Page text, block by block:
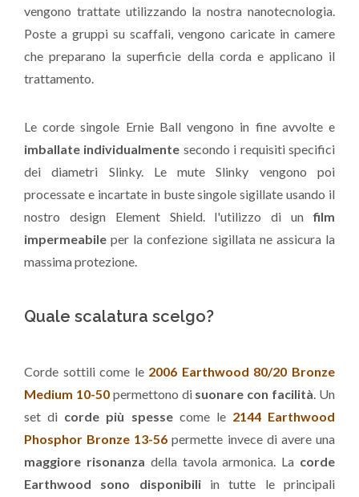
vengono trattate utilizzando la nostra nanotecnologia.
Poste a gruppi su scaffali, vengono caricate in camere
che preparano la superficie della corda e applicano il
trattamento.
Le corde singole Ernie Ball vengono in fine avvolte e
imballate individualmente secondo i requisiti specifici
dei diametri Slinky. Le mute Slinky vengono poi
processate e incartate in buste singole sigillate usando il
nostro design Element Shield. l'utilizzo di unfilm
impermeabile per la confezione sigillata ne assicura la
massima protezione.
Quale scalatura scelgo?
Corde sottili come le 2006 Earthwood 80/20 Bronze
Medium 10-50permettono di suonare con facilità . Un
set di corde più spessecome le 2144 Earthwood
Phosphor Bronze 13-56 permette invece di avere una
maggiore risonanza della tavola armonica. La corde
Earthwood sono disponibili in tutte le principali